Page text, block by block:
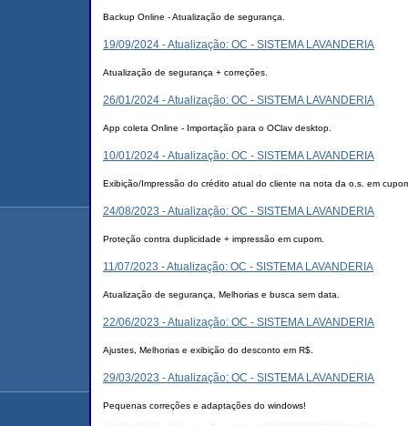
Backup Online - Atualização de segurança.
19/09/2024 - Atualização: OC - SISTEMA LAVANDERIA
Atualização de segurança + correções.
26/01/2024 - Atualização: OC - SISTEMA LAVANDERIA
App coleta Online - Importação para o OClav desktop.
10/01/2024 - Atualização: OC - SISTEMA LAVANDERIA
Exibição/Impressão do crédito atual do cliente na nota da o.s. em
24/08/2023 - Atualização: OC - SISTEMA LAVANDERIA
Proteção contra duplicidade + impressão em cupom.
11/07/2023 - Atualização: OC - SISTEMA LAVANDERIA
Atualização de segurança, Melhorias e busca sem data.
22/06/2023 - Atualização: OC - SISTEMA LAVANDERIA
Ajustes, Melhorias e exibição do desconto em R$.
29/03/2023 - Atualização: OC - SISTEMA LAVANDERIA
Pequenas correções e adaptações do windows!